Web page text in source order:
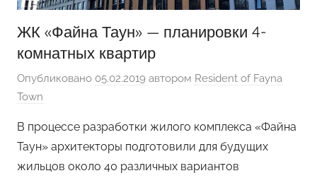
ЖК «Файна Таун» — планировки 4-
комнатных квартир
Опубликовано 05.02.2019 автором Resident of Fayna
Town
В процессе разработки жилого комплекса «Файна
Таун» архитекторы подготовили для будущих
жильцов около 40 различных вариантов